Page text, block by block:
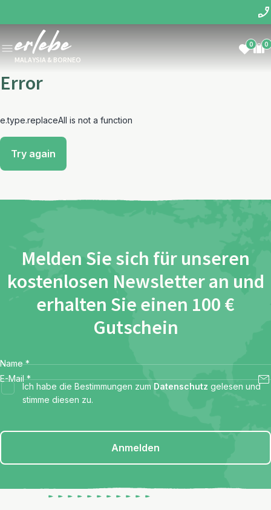
MALAYSIA & BORNEO
0 0
Error
e.type.replaceAll is not a function
Try again
Melden Sie sich für unseren
kostenlosen Newsletter an und
erhalten Sie einen 100 €
Gutschein
Name *
E-Mail *
Ich habe die Bestimmungen zum Datenschutz gelesen und
stimme diesen zu.
Anmelden